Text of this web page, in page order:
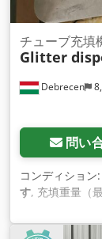
Debrecen
チューブ充填
Glitter
問い
コンディション:
す, 充填重量（